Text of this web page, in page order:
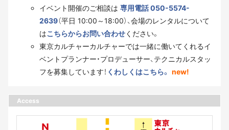
イベント開催のご相談は 専用電話 050-5574-
2639（平日 10:00～18:00）、会場のレンタルについて
はこちらからお問い合わせください。
東京カルチャーカルチャーでは一緒に働いてくれるイ
ベントプランナー・プロデューサー、テクニカルスタッ
フを募集しています！ くわしくはこちら。 new!
Access